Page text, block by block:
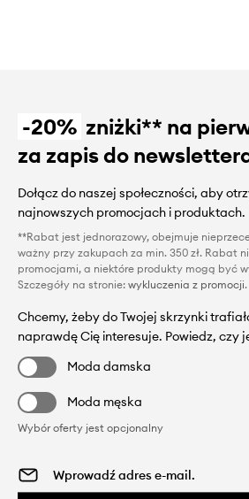
-20% zniżki** na
za zapis do
Dołącz do naszej społeczności, aby
najnowszych promocjach i produktach.
**Rabat jest jednorazowy, obejmuje
ważny przy zakupach za min. 350 zł. Rabat
promocjami, a niektóre produkty mogą być
Szczegóły na stronie: wykluczenia z promocji.
Chcemy, żeby do Twojej skrzynki
naprawdę Cię interesuje. Powiedz, czy
Moda damska
Moda męska
Wybór oferty jest opcjonalny